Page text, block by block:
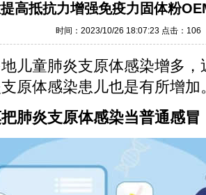
高抵抗力增强免疫力固体粉
时间：2023/10/26 18:07:23 点击： 106
儿童肺炎支原体感染增多
原体感染患儿也是有所增加
肺炎支原体感染当普通感冒